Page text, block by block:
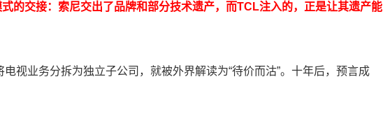
的交接：索尼交出了品牌和部分技术遗产，而TCL注入的，正是让其遗产能
视业务分拆为独立子公司，就被外界解读为“待价而沽”。十年后，预言成